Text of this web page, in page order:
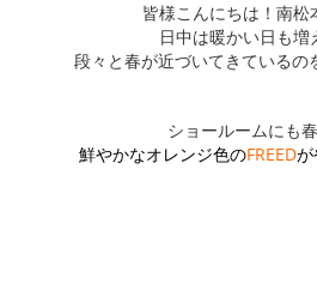
皆様こんにちは！南松
日中は暖かい日も増
段々と春が近づいてきているの
ショールームにも
鮮やかなオレンジ色のFREED